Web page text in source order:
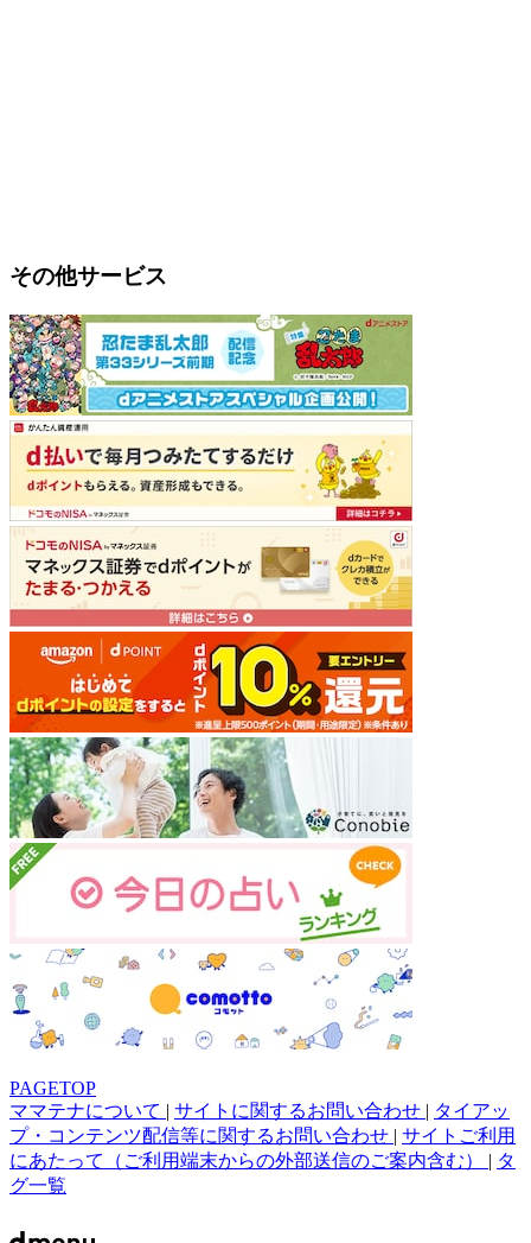
その他サービス
PAGETOP
ママテナについて | サイトに関するお問い合わせ | タイアッ
プ・コンテンツ配信等に関するお問い合わせ | サイトご利用
にあたって（ご利用端末からの外部送信のご案内含む） | タ
グ一覧